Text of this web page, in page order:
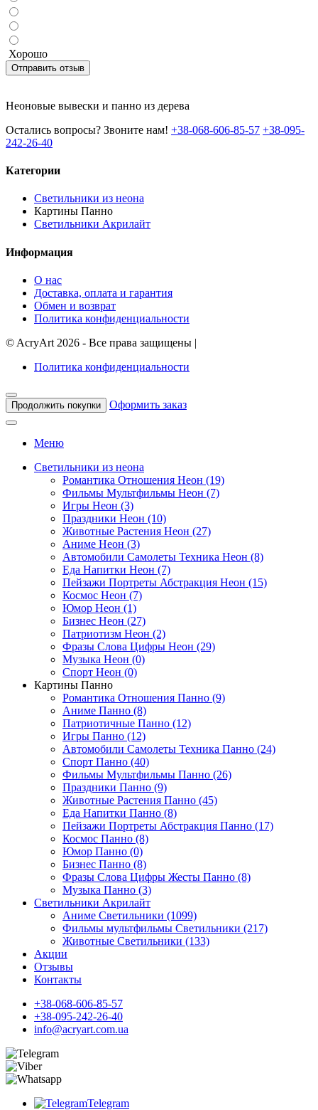
Хорошо
Отправить отзыв
Неоновые вывески и панно из дерева
Остались вопросы? Звоните нам! +38-068-606-85-57 +38-095-
242-26-40
Категории
Светильники из неона
Картины Панно
Светильники Акрилайт
Информация
О нас
Доставка, оплата и гарантия
Обмен и возврат
Политика конфиденциальности
© AcryArt 2026 - Все права защищены |
Политика конфиденциальности
Продолжить покупки Оформить заказ
Меню
Светильники из неона
Романтика Отношения Неон (19)
Фильмы Мультфильмы Неон (7)
Игры Неон (3)
Праздники Неон (10)
Животные Растения Неон (27)
Аниме Неон (3)
Автомобили Самолеты Техника Неон (8)
Еда Напитки Неон (7)
Пейзажи Портреты Абстракция Неон (15)
Космос Неон (7)
Юмор Неон (1)
Бизнес Неон (27)
Патриотизм Неон (2)
Фразы Слова Цифры Неон (29)
Музыка Неон (0)
Спорт Неон (0)
Картины Панно
Романтика Отношения Панно (9)
Аниме Панно (8)
Патриотичные Панно (12)
Игры Панно (12)
Автомобили Самолеты Техника Панно (24)
Спорт Панно (40)
Фильмы Мультфильмы Панно (26)
Праздники Панно (9)
Животные Растения Панно (45)
Еда Напитки Панно (8)
Пейзажи Портреты Абстракция Панно (17)
Космос Панно (8)
Юмор Панно (0)
Бизнес Панно (8)
Фразы Слова Цифры Жесты Панно (8)
Музыка Панно (3)
Светильники Акрилайт
Аниме Светильники (1099)
Фильмы мультфильмы Светильники (217)
Животные Светильники (133)
Акции
Отзывы
Контакты
+38-068-606-85-57
+38-095-242-26-40
info@acryart.com.ua
Telegram